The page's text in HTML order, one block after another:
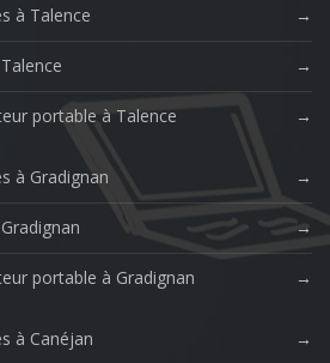
à Talence
portable à Talence
à Gradignan
portable à Gradignan
à Canéjan